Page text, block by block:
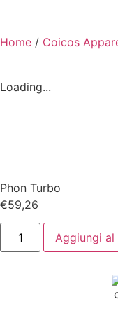
Home / Coicos
Loading...
Phon Turbo
€59,26
Aggiungi al